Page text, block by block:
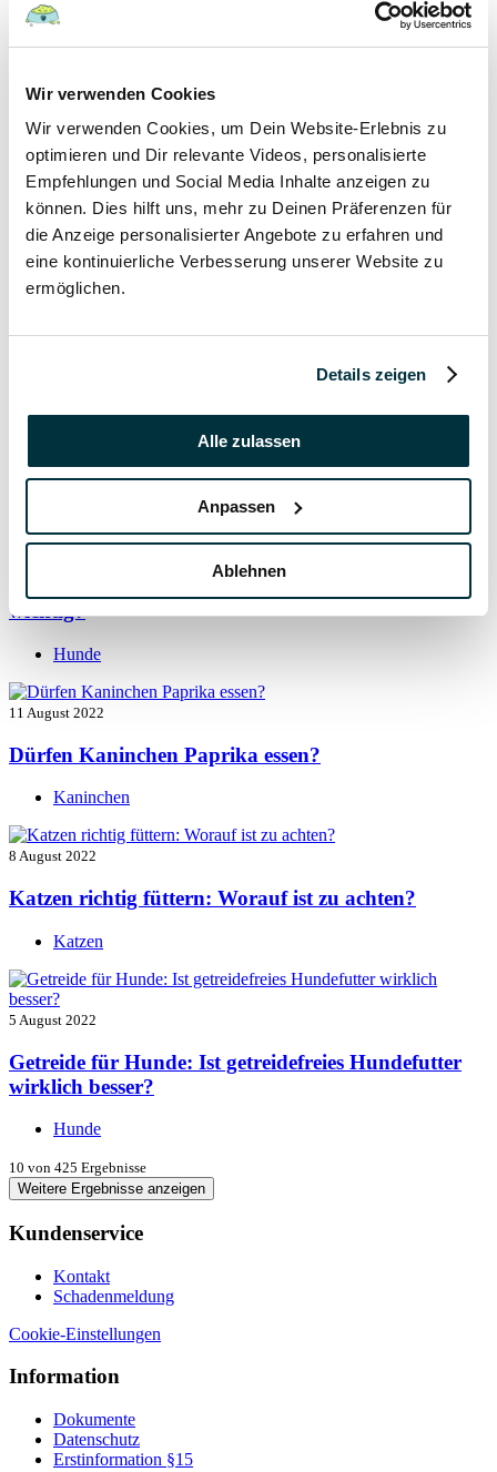
Wir verwenden Cookies
Wir verwenden Cookies, um Dein Website-Erlebnis zu
optimieren und Dir relevante Videos, personalisierte
Empfehlungen und Social Media Inhalte anzeigen zu
können. Dies hilft uns, mehr zu Deinen Präferenzen für
die Anzeige personalisierter Angebote zu erfahren und
eine kontinuierliche Verbesserung unserer Website zu
ermöglichen.
Details zeigen
Alle zulassen
Anpassen
Ablehnen
Hunde
22 August 2022
Hundefutter und Wasser im Urlaub: Worauf sollte
besonders geachtet werden?
Hunde
17 August 2022
Was dürfen Katzen nicht essen?
Katzen
Vitamin B für den Hund: Für was ist es wichtig?
Hunde
13 August 2022
wichtig?
Hunde
11 August 2022
Dürfen Kaninchen Paprika essen?
Kaninchen
8 August 2022
Katzen richtig füttern: Worauf ist zu achten?
Katzen
5 August 2022
Getreide für Hunde: Ist getreidefreies Hundefutter
wirklich besser?
Hunde
10 von 425 Ergebnisse
Weitere Ergebnisse anzeigen
Kundenservice
Kontakt
Schadenmeldung
Cookie-Einstellungen
Information
Dokumente
Datenschutz
Erstinformation §15